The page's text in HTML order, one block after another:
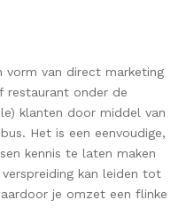
vorm van direct marketing
restaurant onder de
klanten door middel van
Het is een eenvoudige,
kennis te laten maken
kan leiden tot
je omzet een flinke